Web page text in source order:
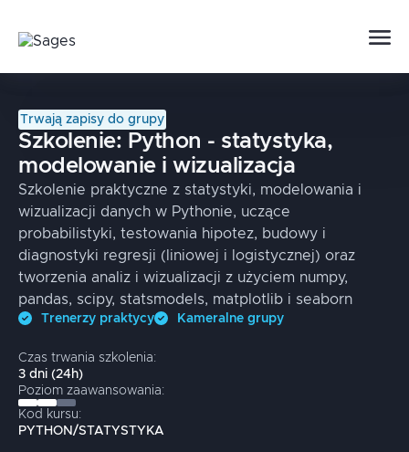
Trwają zapisy do grupy
Szkolenie: Python - statystyka,
modelowanie i wizualizacja
Szkolenie praktyczne z statystyki, modelowania i
wizualizacji danych w Pythonie, uczące
probabilistyki, testowania hipotez, budowy i
diagnostyki regresji (liniowej i logistycznej) oraz
tworzenia analiz i wizualizacji z użyciem numpy,
pandas, scipy, statsmodels, matplotlib i seaborn
Trenerzy praktycy Kameralne grupy
Czas trwania szkolenia:
3 dni (24h)
Poziom zaawansowania:
Kod kursu:
PYTHON/STATYSTYKA